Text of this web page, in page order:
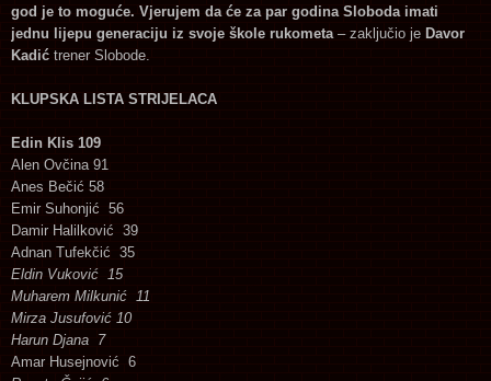
god je to moguće. Vjerujem da će za par godina Sloboda imati
jednu lijepu generaciju iz svoje škole rukometa– zaključio je Davor
Kadić trener Slobode.
KLUPSKA LISTA STRIJELACA
Edin Klis 109
Alen Ovčina 91
Anes Bečić 58
Emir Suhonjić 56
Damir Halilković 39
Adnan Tufekčić 35
Eldin Vuković 15
Muharem Milkunić 11
Mirza Jusufović 10
Harun Djana 7
Amar Husejnović 6